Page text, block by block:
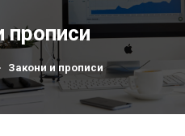
прописи
Закони и прописи